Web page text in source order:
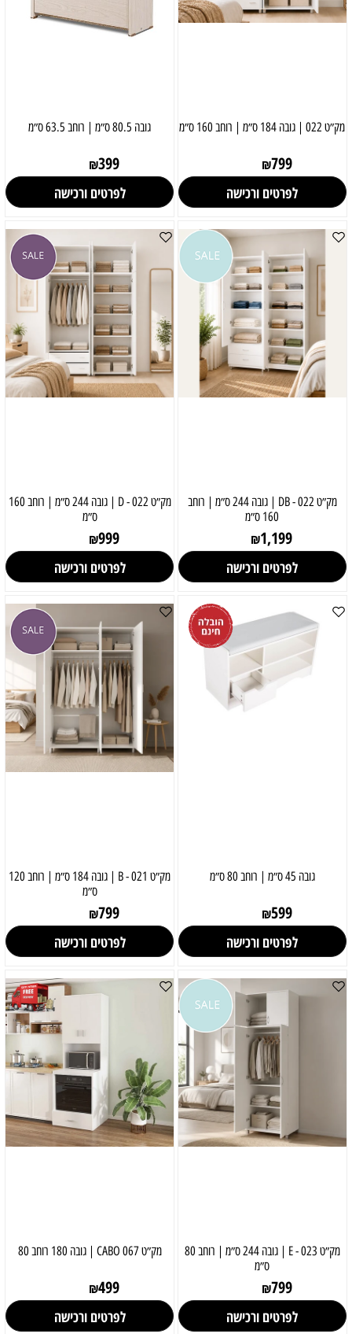
מק״ט 022 | גובה 184 ס״מ | רוחב 160 ס״מ
₪799
לפרטים ורכישה
גובה 80.5 ס״מ | רוחב 63.5 ס״מ
₪399
לפרטים ורכישה
מק״ט 022 - DB | גובה 244 ס״מ | רוחב
160 ס״מ
₪1,199
לפרטים ורכישה
מק״ט 022 - D | גובה 244 ס״מ | רוחב 160
ס״מ
₪999
לפרטים ורכישה
גובה 45 ס״מ | רוחב 80 ס״מ
₪599
לפרטים ורכישה
מק״ט 021 - B | גובה 184 ס״מ | רוחב 120
ס״מ
₪799
לפרטים ורכישה
מק״ט 023 - E | גובה 244 ס״מ | רוחב 80
ס״מ
₪799
לפרטים ורכישה
מק״ט 067 CABO | גובה 180 רוחב 80
₪499
לפרטים ורכישה